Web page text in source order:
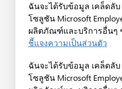
ฉันจะได้รับข้อมูล เคล็ดลับ
โซลูชัน Microsoft
ผลิตภัณฑ์และบริการอื่นๆ
ชี้แจงความเป็นส่วนตัว
ฉันจะได้รับข้อมูล เคล็ดลับ
โซลูชัน Microsoft